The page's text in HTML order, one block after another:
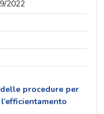
2022
procedure per